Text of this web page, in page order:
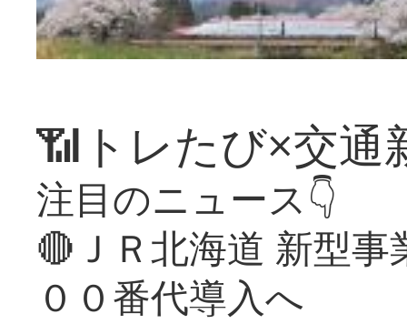
📶トレたび×交通
注目のニュース👇
🔴ＪＲ北海道 新型
００番代導入へ